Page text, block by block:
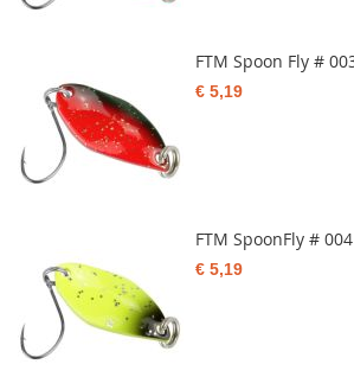
FTM Spoon Fly #
€ 5,19
FTM SpoonFly # 004
€ 5,19